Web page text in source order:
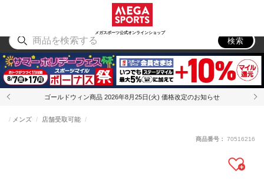
メガスポーツ公式オンラインショップ
アウトドア
検索
ゴールドウィン商品 2026年8月25日(火) 価格改定のお知らせ
メンズ 店舗受取可能
商品番号： 70516216